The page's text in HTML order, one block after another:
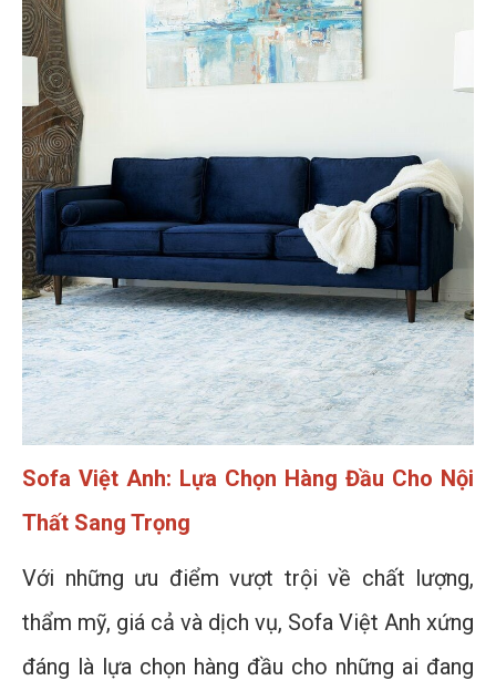
Sofa Việt Anh: Lựa Chọn Hàng Đầu Cho Nội
Thất Sang Trọng
Với những ưu điểm vượt trội về chất lượng,
thẩm mỹ, giá cả và dịch vụ, Sofa Việt Anh xứng
đáng là lựa chọn hàng đầu cho những ai đang